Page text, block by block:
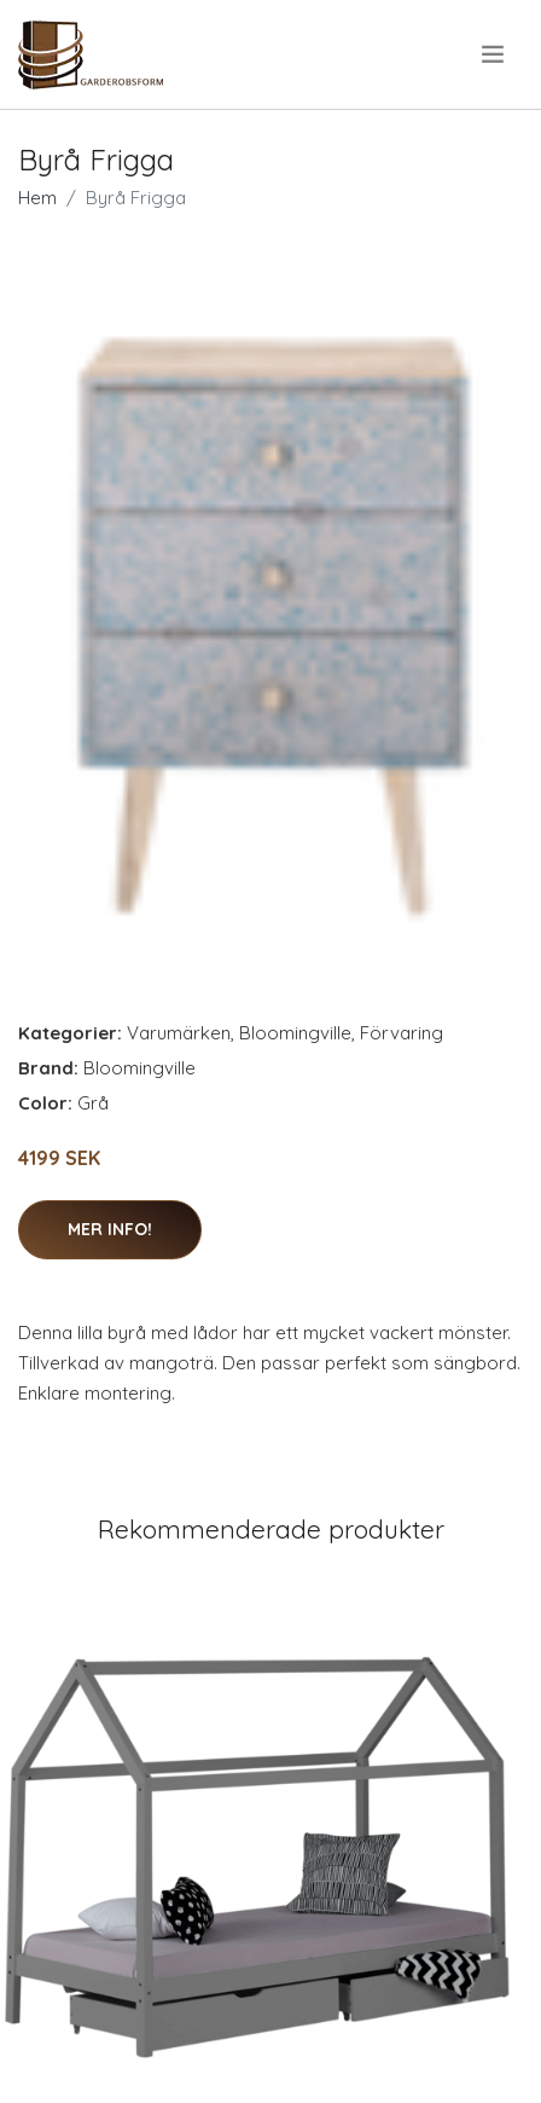
Byrå Frigga
Hem Byrå Frigga
Kategorier: Varumärken, Bloomingville, Förvaring
Brand: Bloomingville
Color: Grå
4199 SEK
MER INFO!
Denna lilla byrå med lådor har ett mycket vackert mönster.
Tillverkad av mangoträ. Den passar perfekt som sängbord.
Enklare montering.
Rekommenderade produkter